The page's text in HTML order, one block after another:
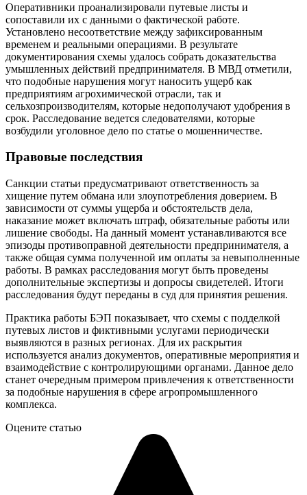
Оперативники проанализировали путевые листы и
сопоставили их с данными о фактической работе.
Установлено несоответствие между зафиксированным
временем и реальными операциями. В результате
документирования схемы удалось собрать доказательства
умышленных действий предпринимателя. В МВД отметили,
что подобные нарушения могут наносить ущерб как
предприятиям агрохимической отрасли, так и
сельхозпроизводителям, которые недополучают удобрения в
срок. Расследование ведется следователями, которые
возбудили уголовное дело по статье о мошенничестве.
Правовые последствия
Санкции статьи предусматривают ответственность за
хищение путем обмана или злоупотребления доверием. В
зависимости от суммы ущерба и обстоятельств дела,
наказание может включать штраф, обязательные работы или
лишение свободы. На данный момент устанавливаются все
эпизоды противоправной деятельности предпринимателя, а
также общая сумма полученной им оплаты за невыполненные
работы. В рамках расследования могут быть проведены
дополнительные экспертизы и допросы свидетелей. Итоги
расследования будут переданы в суд для принятия решения.
Практика работы БЭП показывает, что схемы с подделкой
путевых листов и фиктивными услугами периодически
выявляются в разных регионах. Для их раскрытия
используется анализ документов, оперативные мероприятия и
взаимодействие с контролирующими органами. Данное дело
станет очередным примером привлечения к ответственности
за подобные нарушения в сфере агропромышленного
комплекса.
Оцените статью